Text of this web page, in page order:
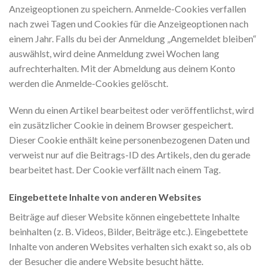
Anzeigeoptionen zu speichern. Anmelde-Cookies verfallen
nach zwei Tagen und Cookies für die Anzeigeoptionen nach
einem Jahr. Falls du bei der Anmeldung „Angemeldet bleiben“
auswählst, wird deine Anmeldung zwei Wochen lang
aufrechterhalten. Mit der Abmeldung aus deinem Konto
werden die Anmelde-Cookies gelöscht.
Wenn du einen Artikel bearbeitest oder veröffentlichst, wird
ein zusätzlicher Cookie in deinem Browser gespeichert.
Dieser Cookie enthält keine personenbezogenen Daten und
verweist nur auf die Beitrags-ID des Artikels, den du gerade
bearbeitet hast. Der Cookie verfällt nach einem Tag.
Eingebettete Inhalte von anderen Websites
Beiträge auf dieser Website können eingebettete Inhalte
beinhalten (z. B. Videos, Bilder, Beiträge etc.). Eingebettete
Inhalte von anderen Websites verhalten sich exakt so, als ob
der Besucher die andere Website besucht hätte.